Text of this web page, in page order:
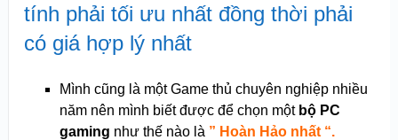
tính phải tối ưu nhất đồng thời phải
có giá hợp lý nhất
Mình cũng là một Game thủ chuyên nghiệp nhiều
năm nên mình biết được để chọn một bộ PC
gaming như thế nào là ” Hoàn Hảo nhất “.